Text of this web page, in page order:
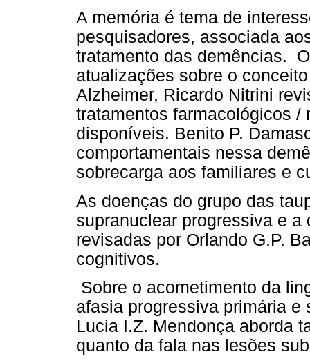
A memória é tema de
pesquisadores, associada
tratamento das demências.
atualizações sobre o
Alzheimer, Ricardo Nitrini
tratamentos farmacológicos /
disponíveis. Benito P.
comportamentais nessa
sobrecarga aos familiares e
As doenças do grupo das
supranuclear progressiva e
revisadas por Orlando G.P.
cognitivos.
Sobre o acometimento da
afasia progressiva primária
Lucia I.Z. Mendonça aborda
quanto da fala nas lesões